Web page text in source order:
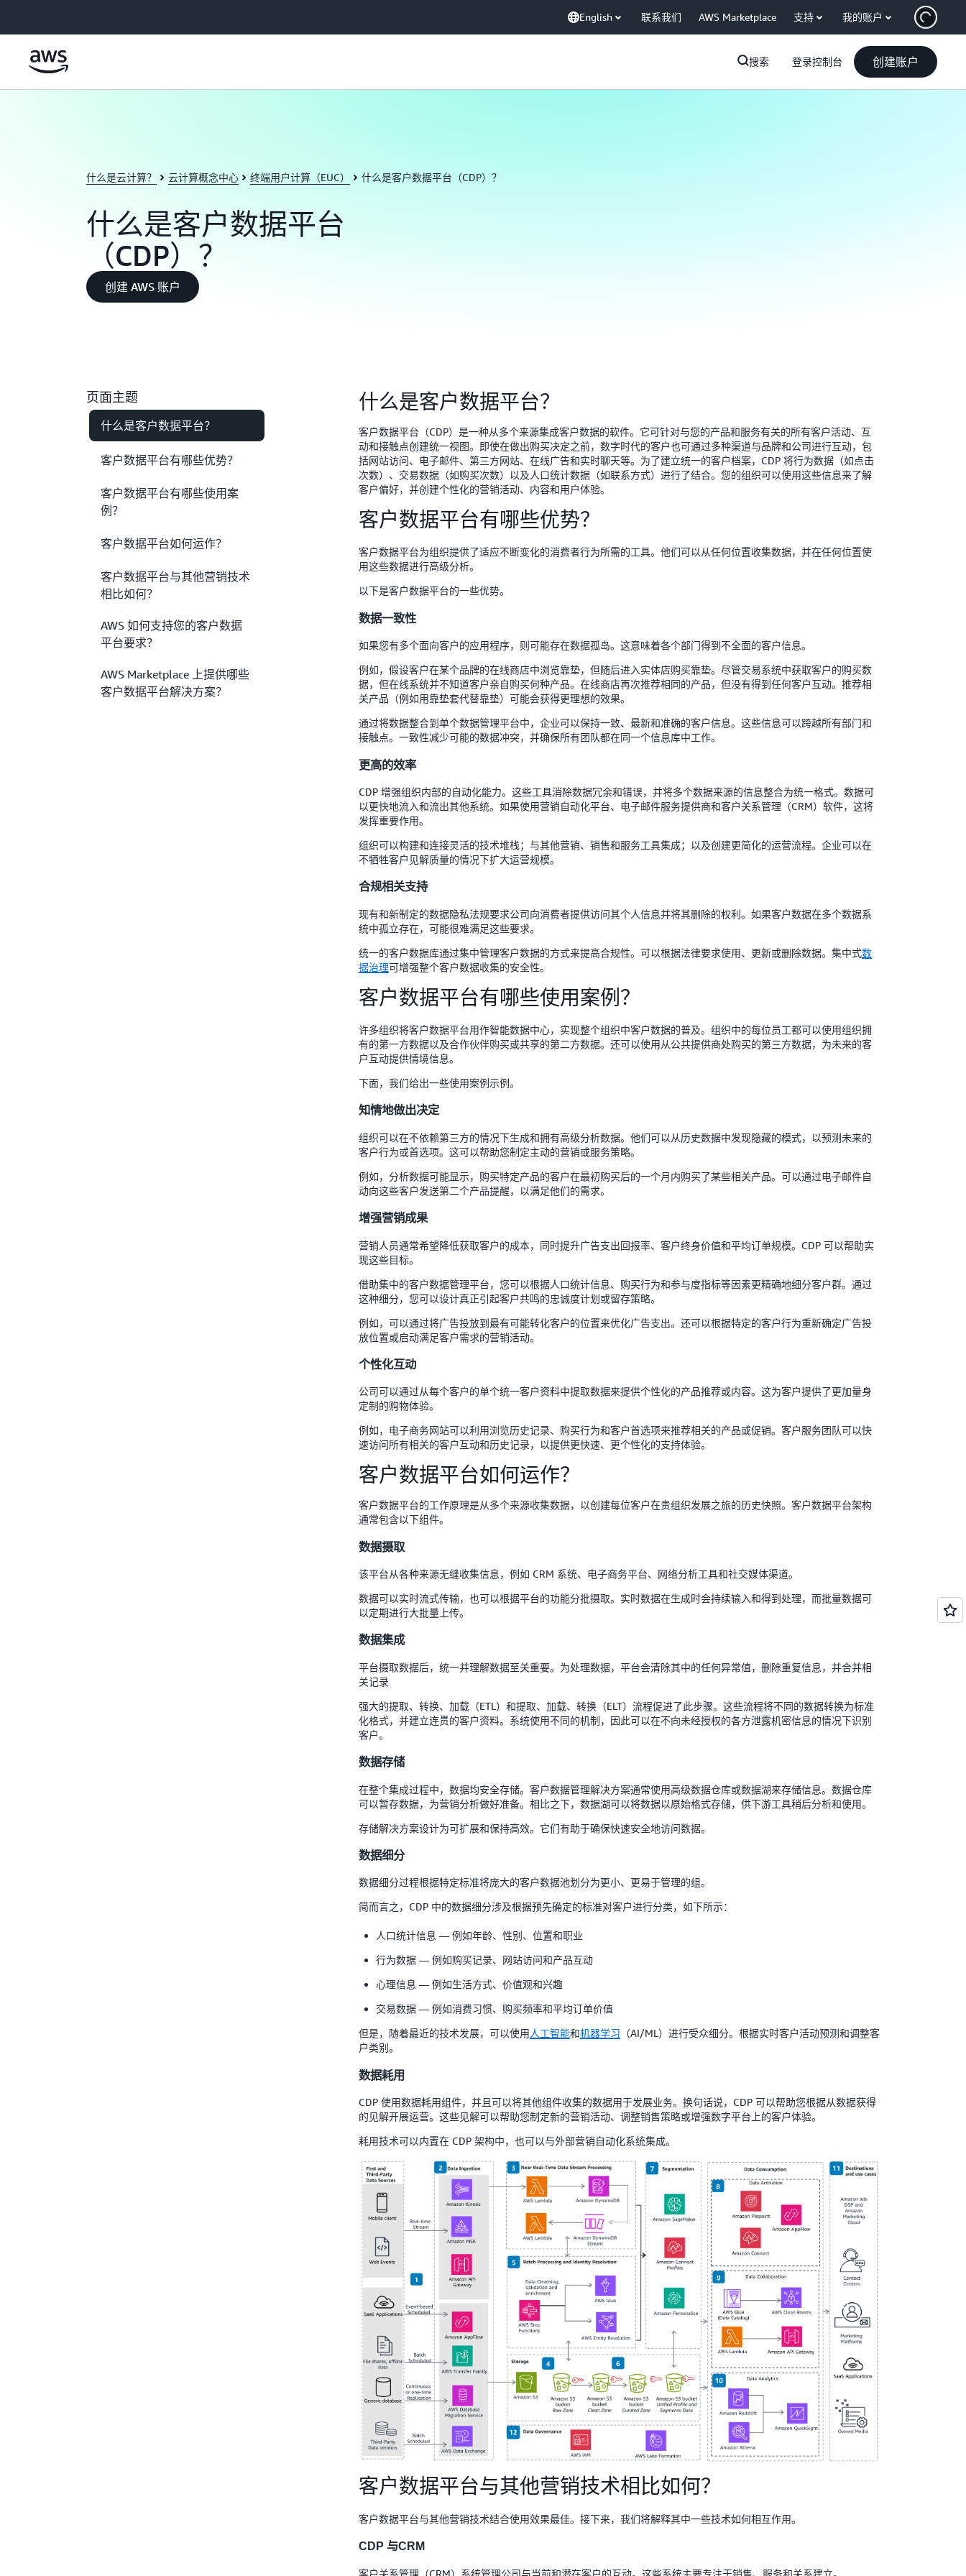
English 联系我们 AWS Marketplace 支持 我的账户
搜索 登录控制台 创建账户
什么是云计算？ 云计算概念中心 终端用户计算（EUC） 什么是客户数据平台（CDP）？
什么是客户数据平台
（CDP）？
创建 AWS 账户
页面主题
什么是客户数据平台？
客户数据平台有哪些优势？
客户数据平台有哪些使用案
例？
客户数据平台如何运作？
客户数据平台与其他营销技术
相比如何？
AWS 如何支持您的客户数据
平台要求？
AWS Marketplace 上提供哪些
客户数据平台解决方案？
什么是客户数据平台？
客户数据平台（CDP）是一种从多个来源集成客户数据的软件。它可针对与您的产品和服务有关的所有客户活动、互
动和接触点创建统一视图。即使在做出购买决定之前，数字时代的客户也可通过多种渠道与品牌和公司进行互动，包
括网站访问、电子邮件、第三方网站、在线广告和实时聊天等。为了建立统一的客户档案，CDP 将行为数据（如点击
次数）、交易数据（如购买次数）以及人口统计数据（如联系方式）进行了结合。您的组织可以使用这些信息来了解
客户偏好，并创建个性化的营销活动、内容和用户体验。
客户数据平台有哪些优势？
客户数据平台为组织提供了适应不断变化的消费者行为所需的工具。他们可以从任何位置收集数据，并在任何位置使
用这些数据进行高级分析。
以下是客户数据平台的一些优势。
数据一致性
如果您有多个面向客户的应用程序，则可能存在数据孤岛。这意味着各个部门得到不全面的客户信息。
例如，假设客户在某个品牌的在线商店中浏览靠垫，但随后进入实体店购买靠垫。尽管交易系统中获取客户的购买数
据，但在线系统并不知道客户亲自购买何种产品。在线商店再次推荐相同的产品，但没有得到任何客户互动。推荐相
关产品（例如用靠垫套代替靠垫）可能会获得更理想的效果。
通过将数据整合到单个数据管理平台中，企业可以保持一致、最新和准确的客户信息。这些信息可以跨越所有部门和
接触点。一致性减少可能的数据冲突，并确保所有团队都在同一个信息库中工作。
更高的效率
CDP 增强组织内部的自动化能力。这些工具消除数据冗余和错误，并将多个数据来源的信息整合为统一格式。数据可
以更快地流入和流出其他系统。如果使用营销自动化平台、电子邮件服务提供商和客户关系管理（CRM）软件，这将
发挥重要作用。
组织可以构建和连接灵活的技术堆栈；与其他营销、销售和服务工具集成；以及创建更简化的运营流程。企业可以在
不牺牲客户见解质量的情况下扩大运营规模。
合规相关支持
现有和新制定的数据隐私法规要求公司向消费者提供访问其个人信息并将其删除的权利。如果客户数据在多个数据系
统中孤立存在，可能很难满足这些要求。
统一的客户数据库通过集中管理客户数据的方式来提高合规性。可以根据法律要求使用、更新或删除数据。集中式数
据治理可增强整个客户数据收集的安全性。
客户数据平台有哪些使用案例？
许多组织将客户数据平台用作智能数据中心，实现整个组织中客户数据的普及。组织中的每位员工都可以使用组织拥
有的第一方数据以及合作伙伴购买或共享的第二方数据。还可以使用从公共提供商处购买的第三方数据，为未来的客
户互动提供情境信息。
下面，我们给出一些使用案例示例。
知情地做出决定
组织可以在不依赖第三方的情况下生成和拥有高级分析数据。他们可以从历史数据中发现隐藏的模式，以预测未来的
客户行为或首选项。这可以帮助您制定主动的营销或服务策略。
例如，分析数据可能显示，购买特定产品的客户在最初购买后的一个月内购买了某些相关产品。可以通过电子邮件自
动向这些客户发送第二个产品提醒，以满足他们的需求。
增强营销成果
营销人员通常希望降低获取客户的成本，同时提升广告支出回报率、客户终身价值和平均订单规模。CDP 可以帮助实
现这些目标。
借助集中的客户数据管理平台，您可以根据人口统计信息、购买行为和参与度指标等因素更精确地细分客户群。通过
这种细分，您可以设计真正引起客户共鸣的忠诚度计划或留存策略。
例如，可以通过将广告投放到最有可能转化客户的位置来优化广告支出。还可以根据特定的客户行为重新确定广告投
放位置或启动满足客户需求的营销活动。
个性化互动
公司可以通过从每个客户的单个统一客户资料中提取数据来提供个性化的产品推荐或内容。这为客户提供了更加量身
定制的购物体验。
例如，电子商务网站可以利用浏览历史记录、购买行为和客户首选项来推荐相关的产品或促销。客户服务团队可以快
速访问所有相关的客户互动和历史记录，以提供更快速、更个性化的支持体验。
客户数据平台如何运作？
客户数据平台的工作原理是从多个来源收集数据，以创建每位客户在贵组织发展之旅的历史快照。客户数据平台架构
通常包含以下组件。
数据摄取
该平台从各种来源无缝收集信息，例如 CRM 系统、电子商务平台、网络分析工具和社交媒体渠道。
数据可以实时流式传输，也可以根据平台的功能分批摄取。实时数据在生成时会持续输入和得到处理，而批量数据可
以定期进行大批量上传。
数据集成
平台摄取数据后，统一并理解数据至关重要。为处理数据，平台会清除其中的任何异常值，删除重复信息，并合并相
关记录
强大的提取、转换、加载（ETL）和提取、加载、转换（ELT）流程促进了此步骤。这些流程将不同的数据转换为标准
化格式，并建立连贯的客户资料。系统使用不同的机制，因此可以在不向未经授权的各方泄露机密信息的情况下识别
客户。
数据存储
在整个集成过程中，数据均安全存储。客户数据管理解决方案通常使用高级数据仓库或数据湖来存储信息。数据仓库
可以暂存数据，为营销分析做好准备。相比之下，数据湖可以将数据以原始格式存储，供下游工具稍后分析和使用。
存储解决方案设计为可扩展和保持高效。它们有助于确保快速安全地访问数据。
数据细分
数据细分过程根据特定标准将庞大的客户数据池划分为更小、更易于管理的组。
简而言之，CDP 中的数据细分涉及根据预先确定的标准对客户进行分类，如下所示：
人口统计信息 — 例如年龄、性别、位置和职业
行为数据 — 例如购买记录、网站访问和产品互动
心理信息 — 例如生活方式、价值观和兴趣
交易数据 — 例如消费习惯、购买频率和平均订单价值
但是，随着最近的技术发展，可以使用人工智能和机器学习 （AI/ML）进行受众细分。根据实时客户活动预测和调整客
户类别。
数据耗用
CDP 使用数据耗用组件，并且可以将其他组件收集的数据用于发展业务。换句话说，CDP 可以帮助您根据从数据获得
的见解开展运营。这些见解可以帮助您制定新的营销活动、调整销售策略或增强数字平台上的客户体验。
耗用技术可以内置在 CDP 架构中，也可以与外部营销自动化系统集成。
客户数据平台与其他营销技术相比如何？
客户数据平台与其他营销技术结合使用效果最佳。接下来，我们将解释其中一些技术如何相互作用。
CDP 与CRM
客户关系管理（CRM）系统管理公司与当前和潜在客户的互动。这些系统主要专注于销售、服务和关系建立。